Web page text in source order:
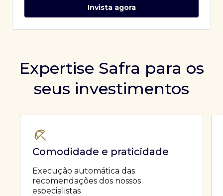
Invista agora
Expertise Safra para os
seus investimentos
Comodidade e praticidade
Execução automática das
recomendações dos nossos
especialistas